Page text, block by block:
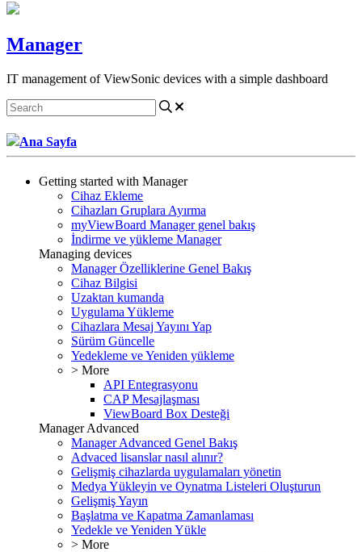
Manager
IT management of ViewSonic devices with a simple dashboard
Ana Sayfa
Getting started with Manager
Cihaz Ekleme
Cihazları Gruplara Ayırma
myViewBoard Manager genel bakış
İndirme ve yükleme Manager
Managing devices
Manager Özelliklerine Genel Bakış
Cihaz Bilgisi
Uzaktan kumanda
Uygulama Yükleme
Cihazlara Mesaj Yayını Yap
Sürüm Güncelle
Yedekleme ve Yeniden yükleme
> More
API Entegrasyonu
CAP Mesajlaşması
ViewBoard Box Desteği
Manager Advanced
Manager Advanced Genel Bakış
Advaced lisanslar nasıl alınır?
Gelişmiş cihazlarda uygulamaları yönetin
Medya Yükleyin ve Oynatma Listeleri Oluşturun
Gelişmiş Yayın
Başlatma ve Kapatma Zamanlaması
Yedekle ve Yeniden Yükle
> More